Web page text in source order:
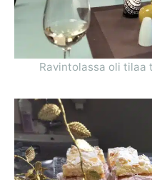
Ravintolassa oli tilaa